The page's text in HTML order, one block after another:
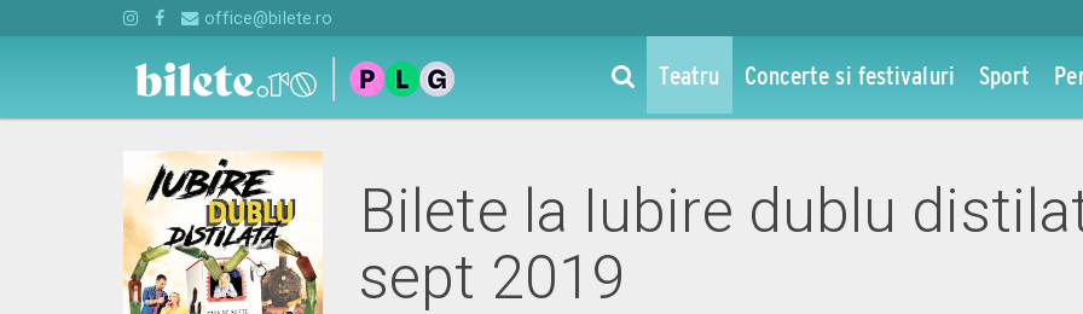
office@bilete.ro
Teatru Concerte si festivaluri Sport
Bilete la Iubire dublu
sept 2019